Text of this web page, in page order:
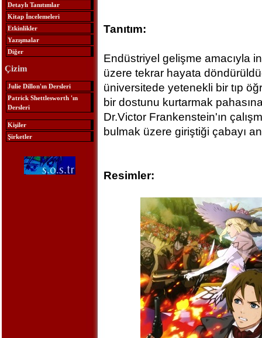
Detaylı Tanıtımlar
Kitap İncelemeleri
Etkinlikler
Yazışmalar
Diğer
Çizim
Julie Dillon'ın Dersleri
Patrick Shettlesworth 'ın
Dersleri
Kişiler
Şirketler
Tanıtım:
Endüstriyel gelişme amacıyla
üzere tekrar hayata
üniversitede yetenekli bir tıp
bir dostunu kurtarmak
Dr.Victor Frankenstein'ın
bulmak üzere giriştiği çabayı
Resimler: